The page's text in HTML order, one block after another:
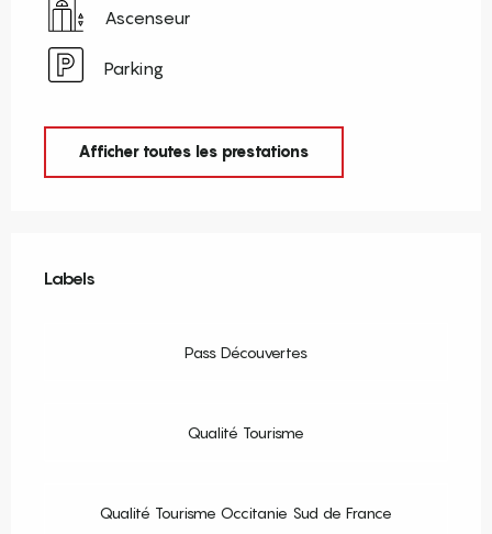
Ascenseur
Parking
Afficher toutes les prestations
Labels
Labels
Pass Découvertes
Qualité Tourisme
Qualité Tourisme Occitanie Sud de France